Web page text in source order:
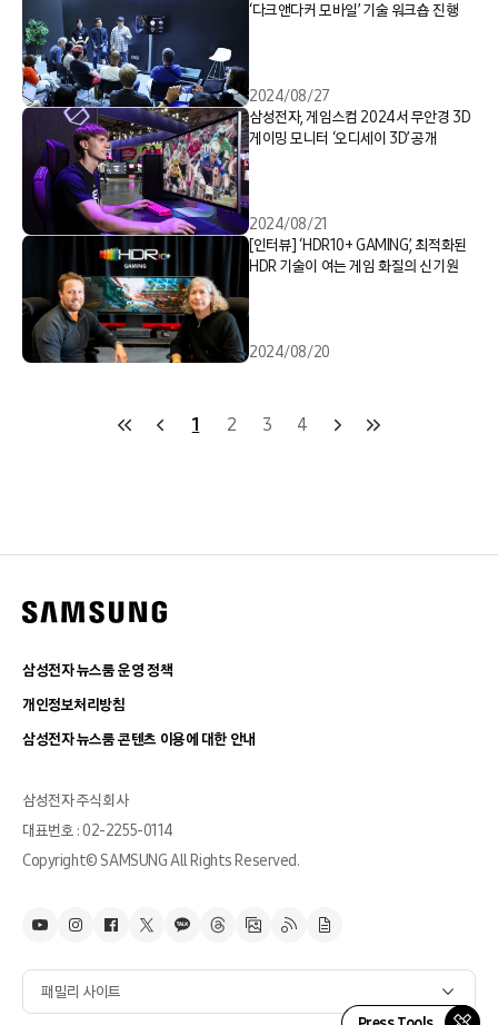
‘다크앤다커 모바일’ 기술 워크숍 진행
2024/08/27
삼성전자, 게임스컴 2024서 무안경 3D
게이밍 모니터 ‘오디세이 3D’ 공개
2024/08/21
[인터뷰] ‘HDR10+ GAMING’, 최적화된
HDR 기술이 여는 게임 화질의 신기원
2024/08/20
1 2 3 4
삼성전자 뉴스룸 운영 정책
개인정보처리방침
삼성전자 뉴스룸 콘텐츠 이용에 대한 안내
삼성전자 주식회사
대표번호 : 02-2255-0114
Copyright© SAMSUNG All Rights Reserved.
패밀리 사이트